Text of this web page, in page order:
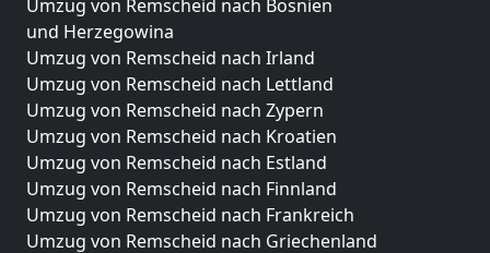
Umzug von Remscheid nach Bosnien
und Herzegowina
Umzug von Remscheid nach Irland
Umzug von Remscheid nach Lettland
Umzug von Remscheid nach Zypern
Umzug von Remscheid nach Kroatien
Umzug von Remscheid nach Estland
Umzug von Remscheid nach Finnland
Umzug von Remscheid nach Frankreich
Umzug von Remscheid nach Griechenland